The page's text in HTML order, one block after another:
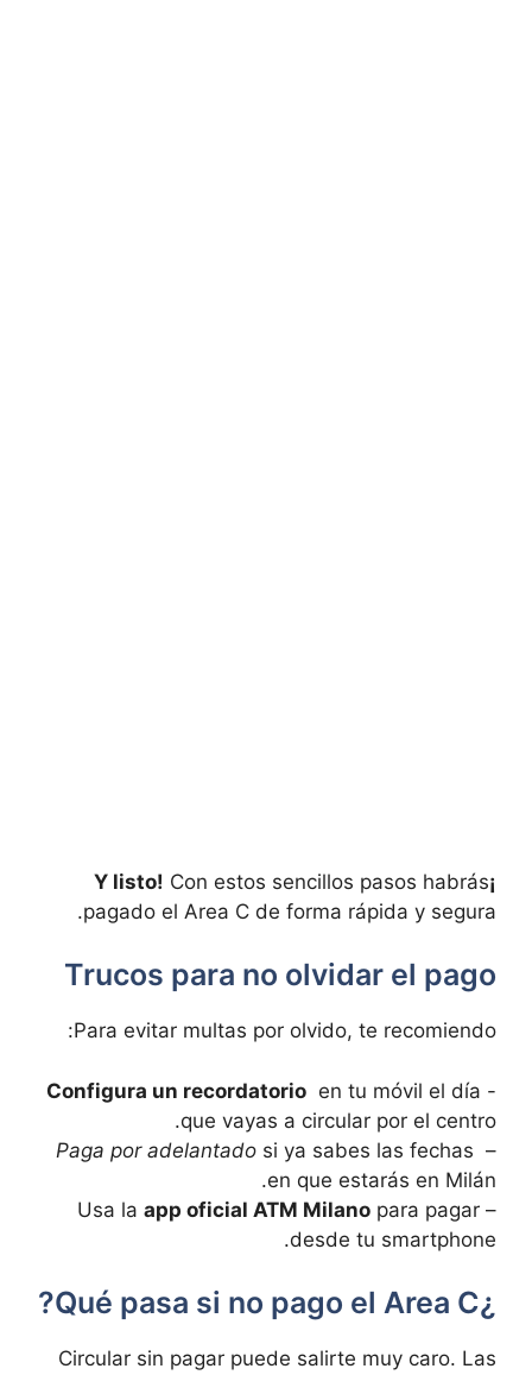
¡Y listo!
Con estos sencillos pasos habrás
pagado el Area C de forma rápida y segura. ⁣
Trucos para no ‌olvidar el pago
Para ⁣evitar multas por olvido, te recomiendo:
-‍
Configura un⁢ recordatorio ⁢ en tu móvil⁤ el día‌
que vayas a circular por el centro.
–
Paga por‌ adelantado si ya sabes las‍ fechas ​
en que ‌estarás en Milán.
– Usa la
app oficial ATM Milano para pagar
desde tu smartphone.
¿Qué pasa si ⁣no pago el ⁢Area C?
Circular sin pagar‍ puede salirte muy caro. Las